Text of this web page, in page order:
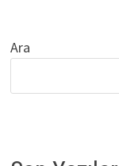
Ara